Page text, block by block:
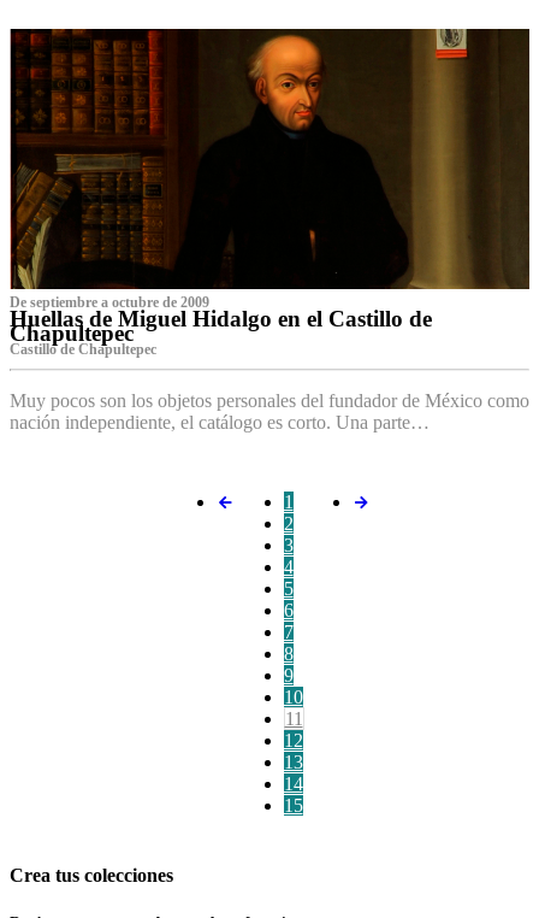
De septiembre a octubre de 2009
Huellas de Miguel Hidalgo en el Castillo de
Chapultepec
Castillo de Chapultepec
Muy pocos son los objetos personales del fundador de México como
nación independiente, el catálogo es corto. Una parte…
1
2
3
4
5
6
7
8
9
10
11
12
13
14
15
Crea tus colecciones